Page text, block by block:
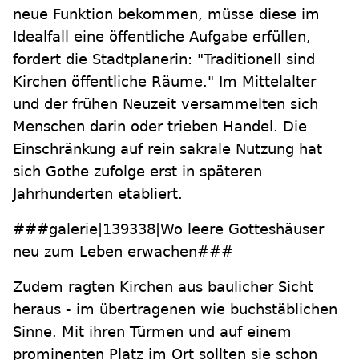
neue Funktion bekommen, müsse diese im
Idealfall eine öffentliche Aufgabe erfüllen,
fordert die Stadtplanerin: "Traditionell sind
Kirchen öffentliche Räume." Im Mittelalter
und der frühen Neuzeit versammelten sich
Menschen darin oder trieben Handel. Die
Einschränkung auf rein sakrale Nutzung hat
sich Gothe zufolge erst in späteren
Jahrhunderten etabliert.
###galerie|139338|Wo leere Gotteshäuser
neu zum Leben erwachen###
Zudem ragten Kirchen aus baulicher Sicht
heraus - im übertragenen wie buchstäblichen
Sinne. Mit ihren Türmen und auf einem
prominenten Platz im Ort sollten sie schon